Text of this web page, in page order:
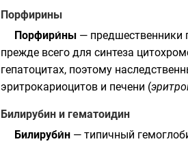
Порфирины
Порфири́ны — предшественники
прежде всего для синтеза
гепатоцитах, поэтому
эритрокариоцитов и печени (
Билирубин и гематоидин
Билируби́н — типичный